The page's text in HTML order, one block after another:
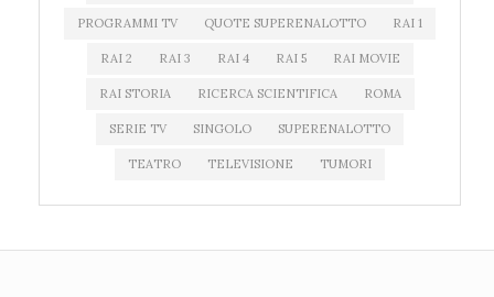
PROGRAMMI TV QUOTE SUPERENALOTTO RAI 1
RAI 2 RAI 3 RAI 4 RAI 5 RAI MOVIE
RAI STORIA RICERCA SCIENTIFICA ROMA
SERIE TV SINGOLO SUPERENALOTTO
TEATRO TELEVISIONE TUMORI